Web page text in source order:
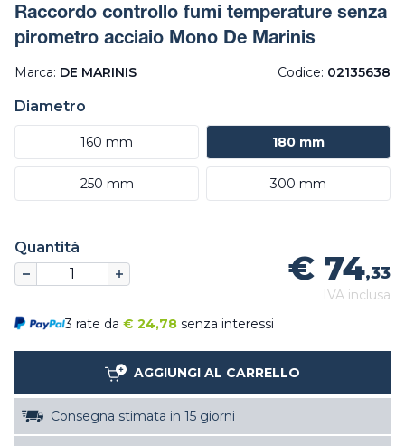
Raccordo controllo fumi temperature senza
pirometro acciaio Mono De Marinis
Marca: DE MARINIS Codice: 02135638
Diametro
160 mm 180 mm
250 mm 300 mm
Quantità
€ 74,33
IVA inclusa
3 rate da € 24,78 senza interessi
AGGIUNGI AL CARRELLO
Consegna stimata in 15 giorni